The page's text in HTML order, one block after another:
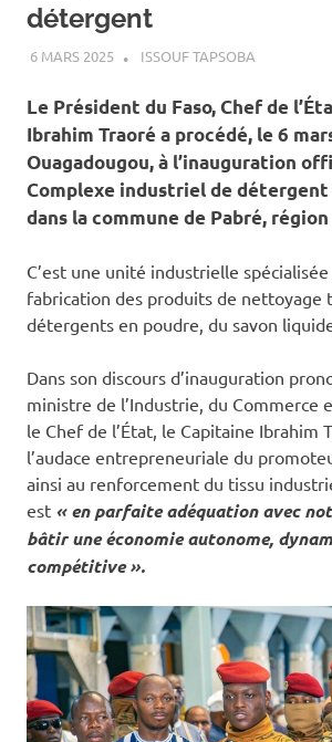
détergent
6 MARS 2025 ISSOUF TAPSOBA
Le Président du Faso, Chef de
Ibrahim Traoré a procédé, le 6
Ouagadougou, à l’inauguration
Complexe industriel de détergent
dans la commune de Pabré,
C’est une unité industrielle spécialisée
fabrication des produits de nettoyage
détergents en poudre, du savon
Dans son discours d’inauguration
ministre de l’Industrie, du Commerce
le Chef de l’État, le Capitaine Ibrahim
l’audace entrepreneuriale du
ainsi au renforcement du tissu
est « en parfaite adéquation avec
bâtir une économie autonome,
compétitive ».